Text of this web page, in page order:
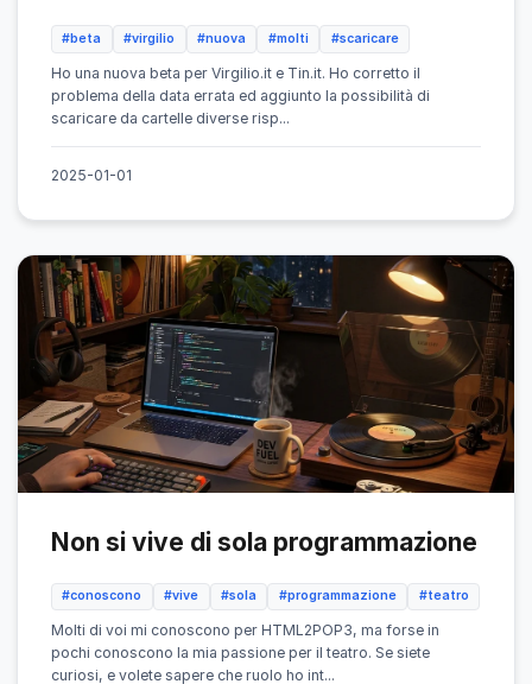
#beta #virgilio #nuova #molti #scaricare
Ho una nuova beta per Virgilio.it e Tin.it. Ho corretto il
problema della data errata ed aggiunto la possibilità di
scaricare da cartelle diverse risp...
2025-01-01
Non si vive di sola programmazione
#conoscono #vive #sola #programmazione #teatro
Molti di voi mi conoscono per HTML2POP3, ma forse in
pochi conoscono la mia passione per il teatro. Se siete
curiosi, e volete sapere che ruolo ho int...